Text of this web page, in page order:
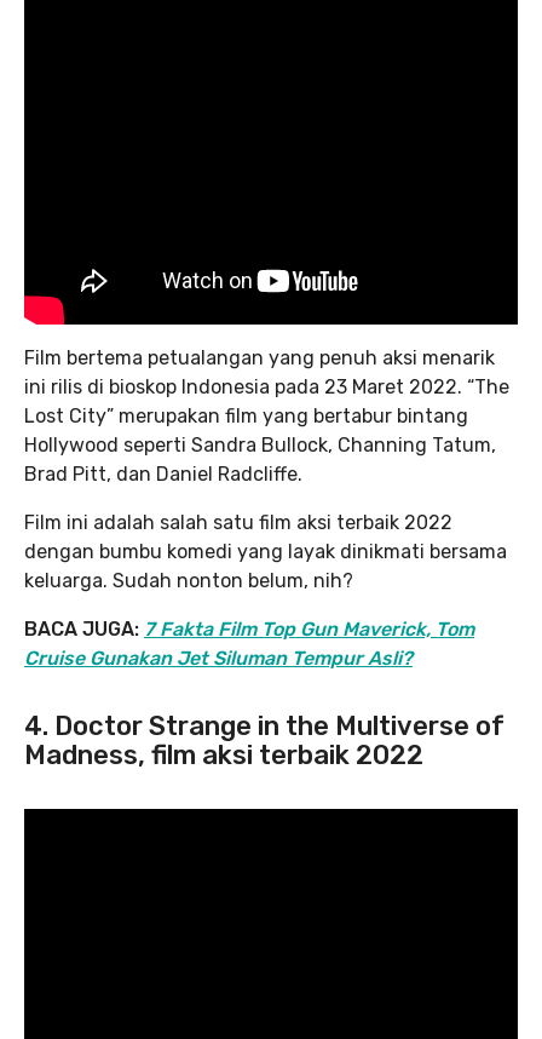
Film bertema petualangan yang penuh aksi menarik
ini rilis di bioskop Indonesia pada 23 Maret 2022. “The
Lost City” merupakan film yang bertabur bintang
Hollywood seperti Sandra Bullock, Channing Tatum,
Brad Pitt, dan Daniel Radcliffe.
Film ini adalah salah satu film aksi terbaik 2022
dengan bumbu komedi yang layak dinikmati bersama
keluarga. Sudah nonton belum, nih?
BACA JUGA: 7 Fakta Film Top Gun Maverick, Tom
Cruise Gunakan Jet Siluman Tempur Asli?
4. Doctor Strange in the Multiverse of
Madness, film aksi terbaik 2022